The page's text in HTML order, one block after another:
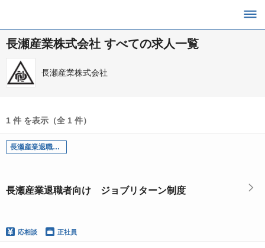
長瀬産業株式会社 すべての求人一覧
長瀬産業株式会社
1 件 を表示（全 1 件）
長瀬産業退職者向け ジョブリターン制度
長瀬産業退職者向け ジョブリターン制度
応相談 正社員